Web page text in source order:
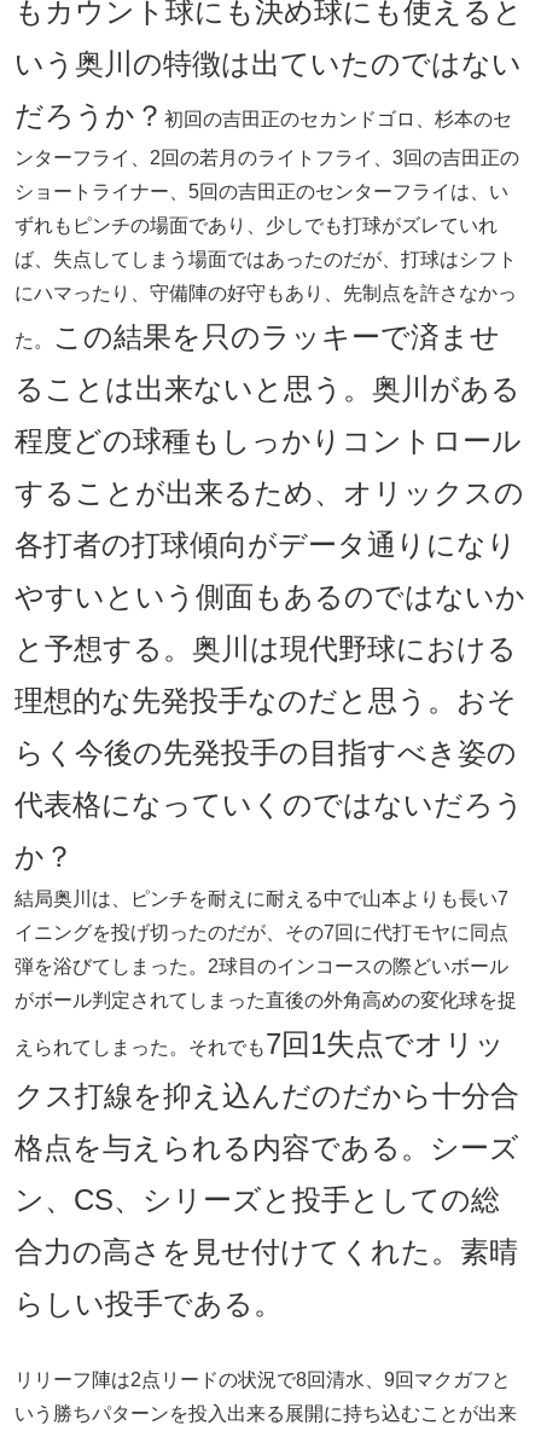
もカウント球にも決め球にも使えると
いう奥川の特徴は出ていたのではない
だろうか？ 初回の吉田正のセカンドゴロ、杉本のセ
ンターフライ、2回の若月のライトフライ、3回の吉田正の
ショートライナー、5回の吉田正のセンターフライは、い
ずれもピンチの場面であり、少しでも打球がズレていれ
ば、失点してしまう場面ではあったのだが、打球はシフト
にハマったり、守備陣の好守もあり、先制点を許さなかっ
た。
この結果を只のラッキーで済ませ
ることは出来ないと思う。奥川がある
程度どの球種もしっかりコントロール
することが出来るため、オリックスの
各打者の打球傾向がデータ通りになり
やすいという側面もあるのではないか
と予想する。奥川は現代野球における
理想的な先発投手なのだと思う。おそ
らく今後の先発投手の目指すべき姿の
代表格になっていくのではないだろう
か？
結局奥川は、ピンチを耐えに耐える中で山本よりも長い7
イニングを投げ切ったのだが、その7回に代打モヤに同点
弾を浴びてしまった。2球目のインコースの際どいボール
がボール判定されてしまった直後の外角高めの変化球を捉
えられてしまった。それでも7回1失点でオリッ
クス打線を抑え込んだのだから十分合
格点を与えられる内容である。シーズ
ン、CS、シリーズと投手としての総
合力の高さを見せ付けてくれた。素晴
らしい投手である。
リリーフ陣は2点リードの状況で8回清水、9回マクガフと
いう勝ちパターンを投入出来る展開に持ち込むことが出来